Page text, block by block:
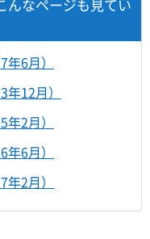
んなページも見てい
6月）
12月）
2月）
6月）
2月）